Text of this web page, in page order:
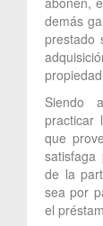
demás
prestado
Siendo
practicar
que
satisfaga
de la
sea por
el